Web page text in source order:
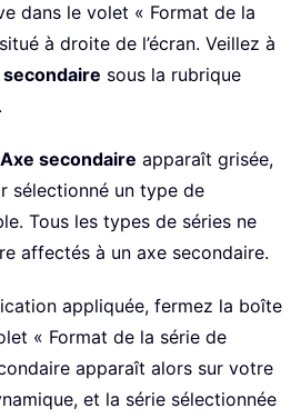
dans le volet « Format de la
à droite de l’écran. Veillez à
sous la rubrique
.
Axe secondaire apparaît grisée,
sélectionné un type de
Tous les types de séries ne
affectés à un axe secondaire.
appliquée, fermez la boîte
« Format de la série de
apparaît alors sur votre
et la série sélectionnée